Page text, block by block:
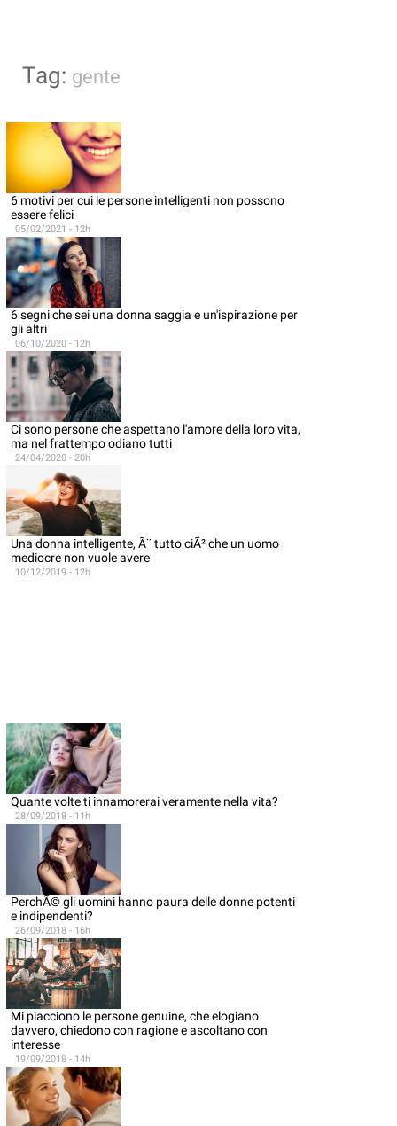
Tag: gente
6 motivi per cui le persone intelligenti non possono
essere felici
05/02/2021 - 12h
6 segni che sei una donna saggia e un'ispirazione per
gli altri
06/10/2020 - 12h
Ci sono persone che aspettano l'amore della loro vita,
ma nel frattempo odiano tutti
24/04/2020 - 20h
Una donna intelligente, Ã¨ tutto ciÃ² che un uomo
mediocre non vuole avere
10/12/2019 - 12h
Quante volte ti innamorerai veramente nella vita?
28/09/2018 - 11h
PerchÃ© gli uomini hanno paura delle donne potenti
e indipendenti?
26/09/2018 - 16h
Mi piacciono le persone genuine, che elogiano
davvero, chiedono con ragione e ascoltano con
interesse
19/09/2018 - 14h